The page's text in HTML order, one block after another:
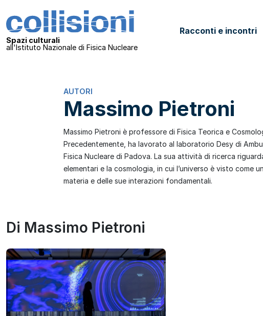
Navigazione principale
Collisioni – INFN
Spazi culturali
all'Istituto Nazionale di Fisica Nucleare
Racconti e incontri
AUTORI
Massimo Pietroni
Massimo Pietroni è professore di Fisica Teorica e
Precedentemente, ha lavorato al laboratorio Desy di
Fisica Nucleare di Padova. La sua attività di ricerca
elementari e la cosmologia, in cui l’universo è visto come
materia e delle sue interazioni fondamentali.
Di Massimo Pietroni